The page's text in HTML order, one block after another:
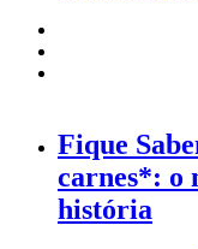
Fique
carnes*: o
história